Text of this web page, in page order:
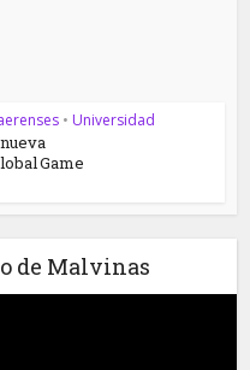
• Universidad
Game
de Malvinas